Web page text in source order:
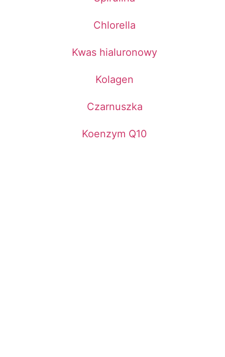
Chlorella
Kwas hialuronowy
Kolagen
Czarnuszka
Koenzym Q10